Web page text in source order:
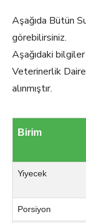
Aşağıda Bütün
görebilirsiniz.
Aşağıdaki
Veterinerlik
alınmıştır.
Birim
Yiyecek
Porsiyon